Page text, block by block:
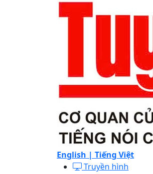
English | Tiếng Việt
Truyền hình